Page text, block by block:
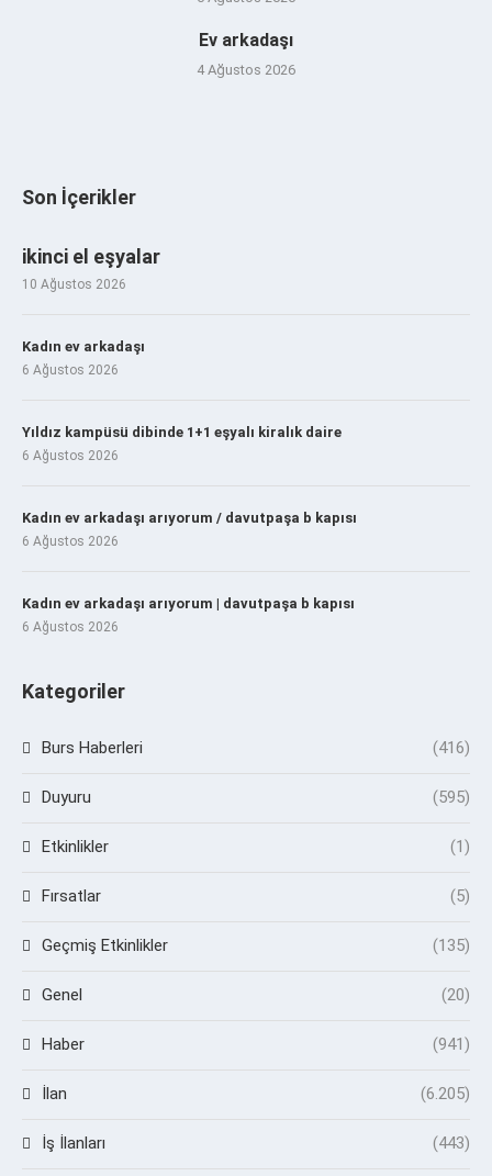
Ev arkadaşı
4 Ağustos 2026
Son İçerikler
ikinci el eşyalar
10 Ağustos 2026
Kadın ev arkadaşı
6 Ağustos 2026
Yıldız kampüsü dibinde 1+1 eşyalı kiralık daire
6 Ağustos 2026
Kadın ev arkadaşı arıyorum / davutpaşa b kapısı
6 Ağustos 2026
Kadın ev arkadaşı arıyorum | davutpaşa b kapısı
6 Ağustos 2026
Kategoriler
Burs Haberleri (416)
Duyuru (595)
Etkinlikler (1)
Fırsatlar (5)
Geçmiş Etkinlikler (135)
Genel (20)
Haber (941)
İlan (6.205)
İş İlanları (443)